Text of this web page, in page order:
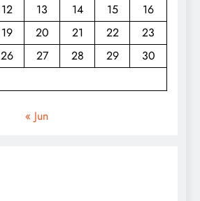
12 13 14 15
16
19 20 21 22
23
26 27 28 29
30
« Jun